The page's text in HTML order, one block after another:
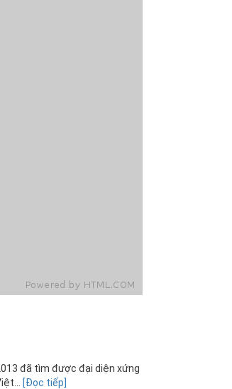
đã tìm được đại diện xứng
[Đọc tiếp]